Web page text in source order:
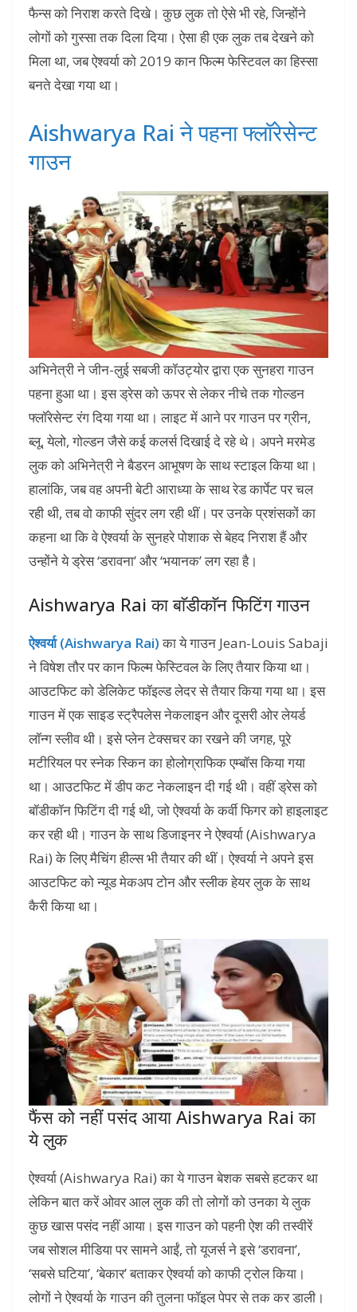
फैन्स को निराश करते दिखे। कुछ लुक तो ऐसे भी रहे, जिन्होंने
लोगों को गुस्सा तक दिला दिया। ऐसा ही एक लुक तब देखने को
मिला था, जब ऐश्वर्या को 2019 कान फिल्म फेस्टिवल का हिस्सा
बनते देखा गया था।
Aishwarya Rai ने पहना फ्लॉरेसेन्ट
गाउन
अभिनेत्री ने जीन-लुई सबजी कॉउट्योर द्वारा एक सुनहरा गाउन
पहना हुआ था। इस ड्रेस को ऊपर से लेकर नीचे तक गोल्डन
फ्लॉरेसेन्ट रंग दिया गया था। लाइट में आने पर गाउन पर ग्रीन,
ब्लू, येलो, गोल्डन जैसे कई कलर्स दिखाई दे रहे थे। अपने मरमेड
लुक को अभिनेत्री ने बैडरन आभूषण के साथ स्टाइल किया था।
हालांकि, जब वह अपनी बेटी आराध्या के साथ रेड कार्पेट पर चल
रही थी, तब वो काफी सुंदर लग रही थीं। पर उनके प्रशंसकों का
कहना था कि वे ऐश्वर्या के सुनहरे पोशाक से बेहद निराश हैं और
उन्होंने ये ड्रेस ‘डरावना’ और ‘भयानक’ लग रहा है।
Aishwarya Rai का बाॅडीकाॅन फिटिंग गाउन
ऐश्वर्या (Aishwarya Rai)का ये गाउन Jean-Louis Sabaji
ने विषेश तौर पर कान फिल्म फेस्टिवल के लिए तैयार किया था।
आउटफिट को डेलिकेट फॉइल्ड लेदर से तैयार किया गया था। इस
गाउन में एक साइड स्ट्रैपलेस नेकलाइन और दूसरी ओर लेयर्ड
लॉन्ग स्लीव थी। इसे प्लेन टेक्सचर का रखने की जगह, पूरे
मटीरियल पर स्नेक स्किन का होलोग्राफिक एम्बॉस किया गया
था। आउटफिट में डीप कट नेकलाइन दी गई थी। वहीं ड्रेस को
बॉडीकॉन फिटिंग दी गई थी, जो ऐश्वर्या के कर्वी फिगर को हाइलाइट
कर रही थी। गाउन के साथ डिजाइनर ने ऐश्वर्या (Aishwarya
Rai) के लिए मैचिंग हील्स भी तैयार की थीं। ऐश्वर्या ने अपने इस
आउटफिट को न्यूड मेकअप टोन और स्लीक हेयर लुक के साथ
कैरी किया था।
फैंस को नहीं पसंद आया Aishwarya Rai का
ये लुक
ऐश्वर्या (Aishwarya Rai) का ये गाउन बेशक सबसे हटकर था
लेकिन बात करें ओवर आल लुक की तो लोगों को उनका ये लुक
कुछ खास पसंद नहीं आया। इस गाउन को पहनी ऐश की तस्वीरें
जब सोशल मीडिया पर सामने आईं, तो यूजर्स ने इसे ‘डरावना’,
‘सबसे घटिया’, ‘बेकार’ बताकर ऐश्वर्या को काफी ट्रोल किया।
लोगों ने ऐश्वर्या के गाउन की तुलना फॉइल पेपर से तक कर डाली।